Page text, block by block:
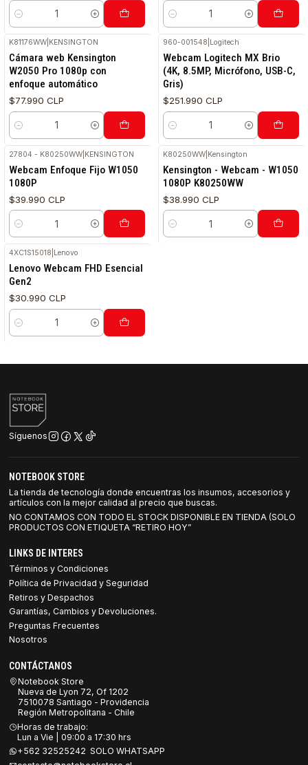
Cantidad Cantidad
K81176WW KENSINGTON
Cámara web Kensington
W2050 Pro 1080p con
enfoque automático
$77.990 CLP
Cantidad
960-001548 Logitech
Webcam Logitech MX Brio
(4K, 8.5MP, Micrófono, USB-C,
Gris)
$251.990 CLP
Cantidad
27804 - K80250WW KENSINGTON
Webcam Enfoque Fijo W1050
1080P
$39.990 CLP
Cantidad
K80250WW Kensington
Kensington - Webcam - W1050
1080P K80250WW
$38.990 CLP
Cantidad
4XC1S15018 Lenovo
Lenovo Webcam FHD Esencial
Gen2
$30.990 CLP
Cantidad
Síguenos
NOTEBOOK STORE
La tienda de tecnología donde encuentras los insumos, accesorios y
artículos con la mejor calidad al precio que buscas.
NO CONTAMOS CON TODO EL STOCK DISPONIBLE EN TIENDA (SOLO
PRODUCTOS CON ETIQUETA “RETIRO HOY”
LINKS DE INTERES
Términos y Condiciones
Política de Privacidad y Seguridad
Retiros y Despachos
Garantías, Cambios y Devoluciones.
Preguntas Frecuentes
Nosotros
CONTÁCTANOS
Notebook Store
Nueva de Lyon 72, Of 1202
7510078 Santiago - Providencia
Región Metropolitana - Chile
Horas de trabajo:
Lun a Vie | 09:00 a 17:30 hrs
+562 32525242 SOLO WHATSAPP